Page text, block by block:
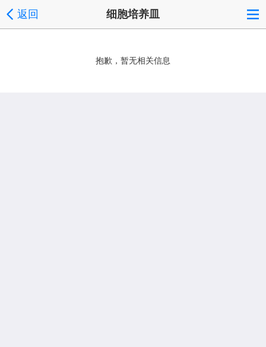
返回 细胞培养皿
抱歉，暂无相关信息